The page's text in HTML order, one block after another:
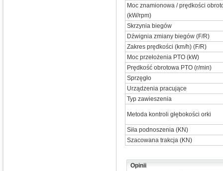
Moc znamionowa / prędkości
(kW/rpm)
Skrzynia biegów
Dźwignia zmiany biegów (F/R)
Zakres prędkości (km/h) (F/R)
Moc przełożenia PTO (kW)
Prędkość obrotowa PTO (r/min)
Sprzęgło
Urządzenia pracujące
Typ zawieszenia
Metoda kontroli głębokości orki
Siła podnoszenia (KN)
Szacowana trakcja (KN)
Opinii